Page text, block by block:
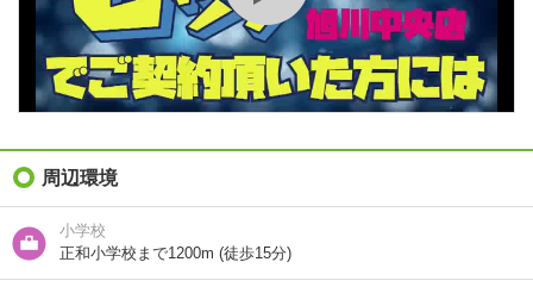
築年 / 築年月 築30年/1996年12月
2階/2階建
総戸数 10戸
住所 北海道旭川市大雪通９
地図を見る
周辺環境
小学校
正和小学校まで1200m (徒歩15分)